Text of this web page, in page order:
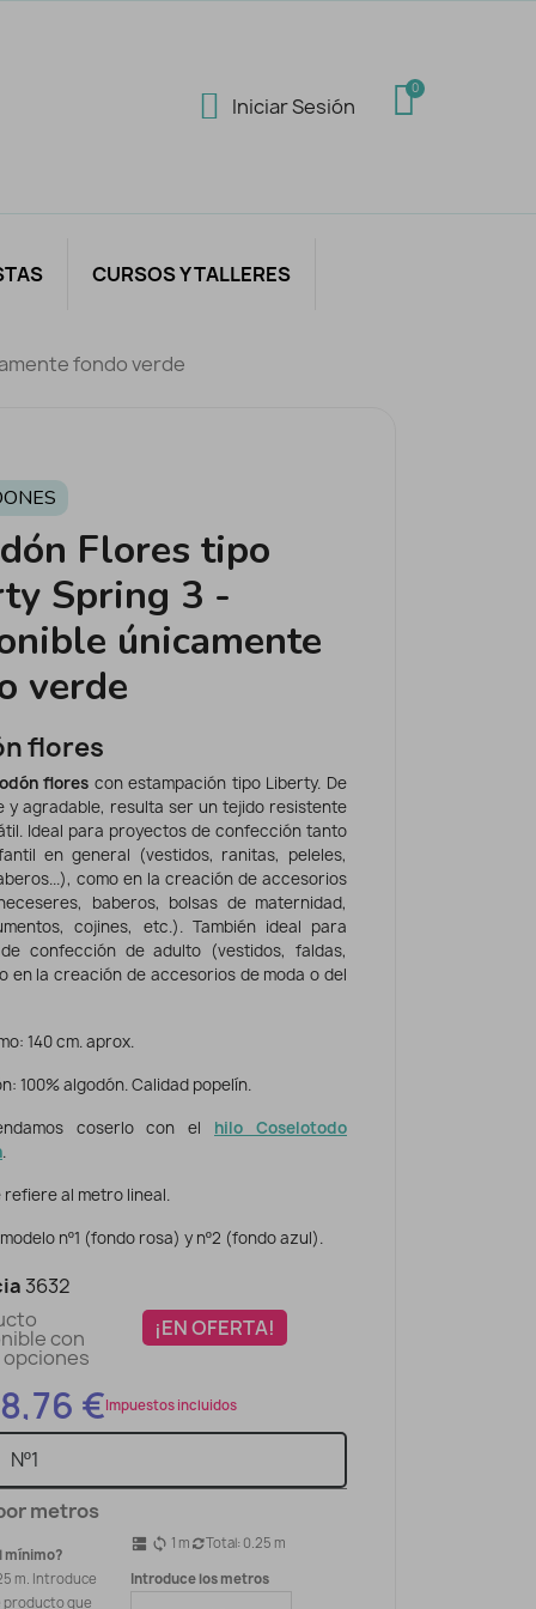
Iniciar Sesión
CURSOS Y TALLERES
fondo verde
Flores tipo
Spring 3 -
únicamente
verde
flores
flores con estampación tipo Liberty. De
y agradable, resulta ser un tejido resistente
Ideal para proyectos de confección tanto
en general (vestidos, ranitas, peleles,
como en la creación de accesorios
baberos, bolsas de maternidad,
cojines, etc.). También ideal para
confección de adulto (vestidos, faldas,
en la creación de accesorios de moda o del
140 cm. aprox.
100% algodón. Calidad popelín.
coserlo con el
hilo Coselotodo
.
refiere al metro lineal.
nº1 (fondo rosa) y nº2 (fondo azul).
3632
con ¡EN OFERTA!
8,76 €Impuestos incluidos
metros
mínimo?
m. Introduce
producto que
dns sync 1 m Total: 0.25 m
Introduce los metros